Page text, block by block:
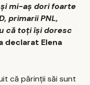
mi-aș dori foarte
primarii PNL,
că toți își doresc
declarat Elena
că părinții săi sunt